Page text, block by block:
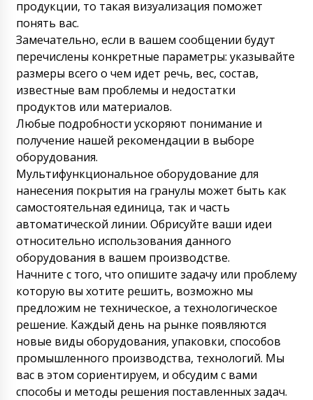
продукции, то такая визуализация поможет
понять вас.
Замечательно, если в вашем сообщении будут
перечислены конкретные параметры: указывайте
размеры всего о чем идет речь, вес, состав,
известные вам проблемы и недостатки
продуктов или материалов.
Любые подробности ускоряют понимание и
получение нашей рекомендации в выборе
оборудования.
Мультифункциональное оборудование для
нанесения покрытия на гранулы может быть как
самостоятельная единица, так и часть
автоматической линии. Обрисуйте ваши идеи
относительно использования данного
оборудования в вашем производстве.
Начните с того, что опишите задачу или проблему
которую вы хотите решить, возможно мы
предложим не техническое, а технологическое
решение. Каждый день на рынке появляются
новые виды оборудования, упаковки, способов
промышленного производства, технологий. Мы
вас в этом сориентируем, и обсудим с вами
способы и методы решения поставленных задач.
Добрый день, Алма! Мы получили от
фабрик фотографии оборудования после
упаковки. Фото вам Наталья перешлет.
Сроки доставки к вам 45-50 дней.
09/08/2026 10:30
Арби
Добрый день! Я надеюсь завтра к обеду
получить Таблеточный пресс UNIC 600A в
Невинномысск ! Прошу прокомментируйте.
Роман Цибульский
Добрый день, Арби! Наш менеджер
пообщался сейчас со службой доставки,
оборудование доставят в Невинномысск
по вашему адресу. По получении сообщите
пожалуйста.
Зинаида
Здравствуйте, быстро спрошу , что с
котлом для нанесения пленочного
покрытия BG-80 и ультразвуковой машиной
для запайки пластиковых туб HX-7, договор
№ 11 ???
09/08/2026 10:48
Роман Цибульский
Зинаида, добрый день! Ваши позиции